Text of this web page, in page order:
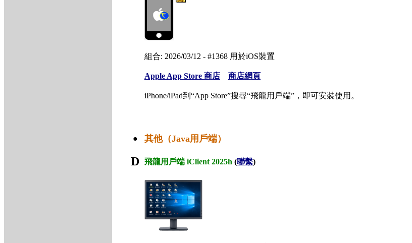
組合: 2026/03/12 - #1368 用於iOS裝置
Apple App Store 商店 商店網頁
iPhone/iPad到“App Store”搜尋“飛龍用戶端”，即可安裝使用。
● 其他（Java用戶端）
D 飛龍用戶端 iClient 2025h (聯繫)